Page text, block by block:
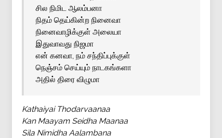
சில நிமிட ஆலம்பனா
நிதம் தெய்கின்ற நினைவா
நினைவாழிக்குள் அலையா
இதுவாவது நிஜமா
என் கனவா, நம் சந்திப்புக்குள்
நெஞ்சம் செய்யும் நாடகங்களா
அதில் திரை விழுமா
Kathaiyai Thodarvaanaa
Kan Maayam Seidha Maanaa
Sila Nimidha Aalambana